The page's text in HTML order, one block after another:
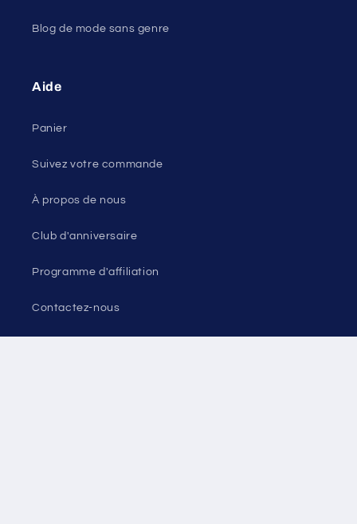
Blog de mode sans genre
Aide
Panier
Suivez votre commande
À propos de nous
Club d'anniversaire
Programme d'affiliation
Contactez-nous